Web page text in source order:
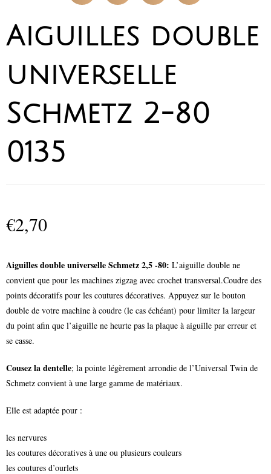
Aiguilles double
universelle
Schmetz 2-80
0135
€2,70
Aiguilles double universelle Schmetz 2,5 -80: L’aiguille double ne
convient que pour les machines zigzag avec crochet transversal.Coudre des
points décoratifs pour les coutures décoratives. Appuyez sur le bouton
double de votre machine à coudre (le cas échéant) pour limiter la largeur
du point afin que l’aiguille ne heurte pas la plaque à aiguille par erreur et
se casse.
Cousez la dentelle; la pointe légèrement arrondie de l’Universal Twin de
Schmetz convient à une large gamme de matériaux.
Elle est adaptée pour :
les nervures
les coutures décoratives à une ou plusieurs couleurs
les coutures d’ourlets